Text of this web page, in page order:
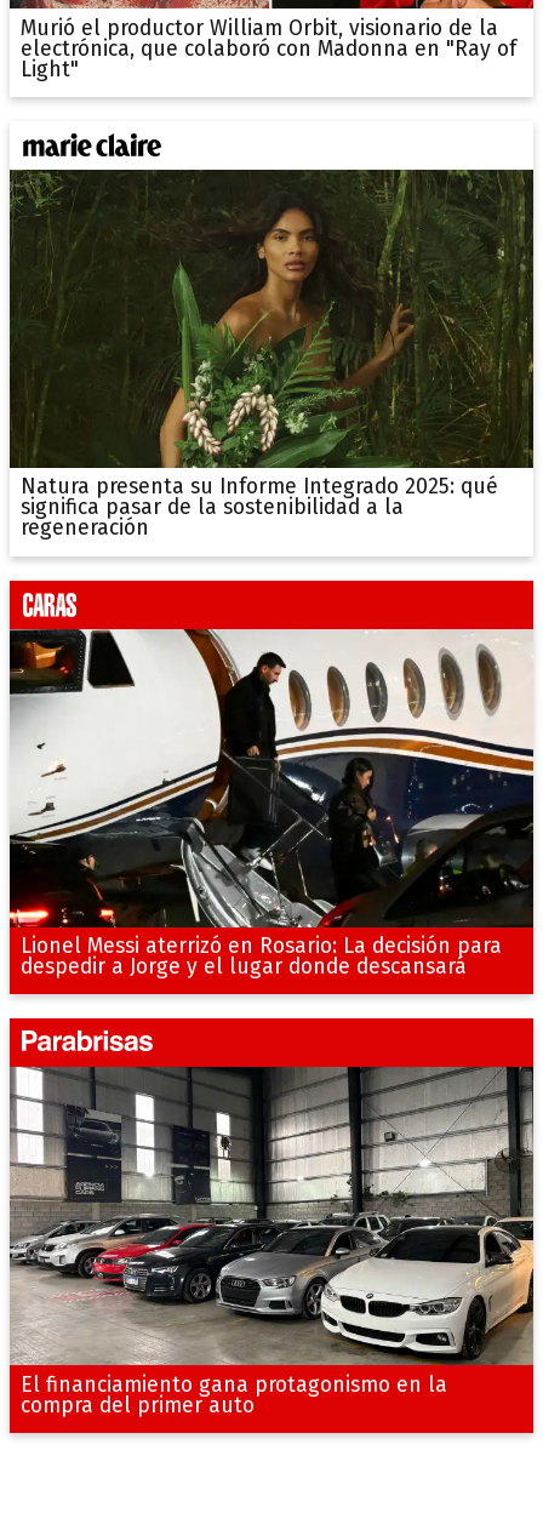
Murió el productor William Orbit, visionario de la
electrónica, que colaboró con Madonna en "Ray of
Light"
Natura presenta su Informe Integrado 2025: qué
significa pasar de la sostenibilidad a la
regeneración
Lionel Messi aterrizó en Rosario: La decisión para
despedir a Jorge y el lugar donde descansará
El financiamiento gana protagonismo en la
compra del primer auto